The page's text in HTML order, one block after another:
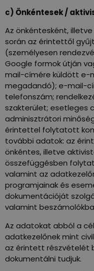
c) Önkéntesek /
Az önkéntesként,
során az érintettől
(személyesen
Google formok útján
mail-címére küldött e-
megadandó); e-mail-
telefonszám;
szakterület; esetleges
adminisztrátori
érintettel folytatott
további adatok: az
önkéntes, illetve
összefüggésben
valamint az
programjainak és
dokumentációját
valamint
Az adatokat abból a
adatkezelőnek mint
az érintett részvételét
dokumentálni tudjuk.